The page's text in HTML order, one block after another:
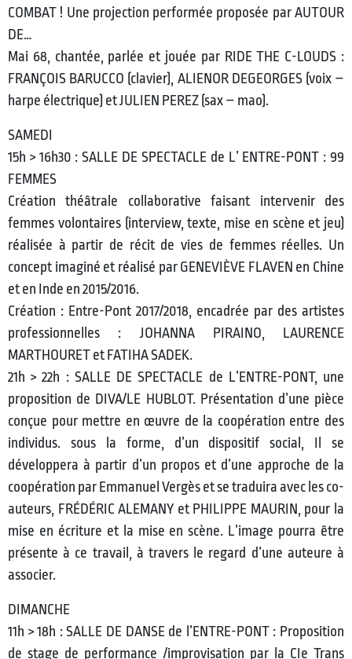
COMBAT ! Une projection performée proposée par AUTOUR
DE…
Mai 68, chantée, parlée et jouée par RIDE THE C-LOUDS :
FRANÇOIS BARUCCO (clavier), ALIENOR DEGEORGES (voix –
harpe électrique) et JULIEN PEREZ (sax – mao).
SAMEDI
15h > 16h30 : SALLE DE SPECTACLE de L’ ENTRE-PONT : 99
FEMMES
Création théâtrale collaborative faisant intervenir des
femmes volontaires (interview, texte, mise en scène et jeu)
réalisée à partir de récit de vies de femmes réelles. Un
concept imaginé et réalisé par GENEVIÈVE FLAVEN en Chine
et en Inde en 2015/2016.
Création : Entre-Pont 2017/2018, encadrée par des artistes
professionnelles : JOHANNA PIRAINO, LAURENCE
MARTHOURET et FATIHA SADEK.
21h > 22h : SALLE DE SPECTACLE de L’ENTRE-PONT, une
proposition de DIVA/LE HUBLOT. Présentation d’une pièce
conçue pour mettre en œuvre de la coopération entre des
individus. sous la forme, d’un dispositif social, Il se
développera à partir d’un propos et d’une approche de la
coopération par Emmanuel Vergès et se traduira avec les co-
auteurs, FRÉDÉRIC ALEMANY et PHILIPPE MAURIN, pour la
mise en écriture et la mise en scène. L’image pourra être
présente à ce travail, à travers le regard d’une auteure à
associer.
DIMANCHE
11h > 18h : SALLE DE DANSE de l’ENTRE-PONT : Proposition
de stage de performance /improvisation par la CIe Trans